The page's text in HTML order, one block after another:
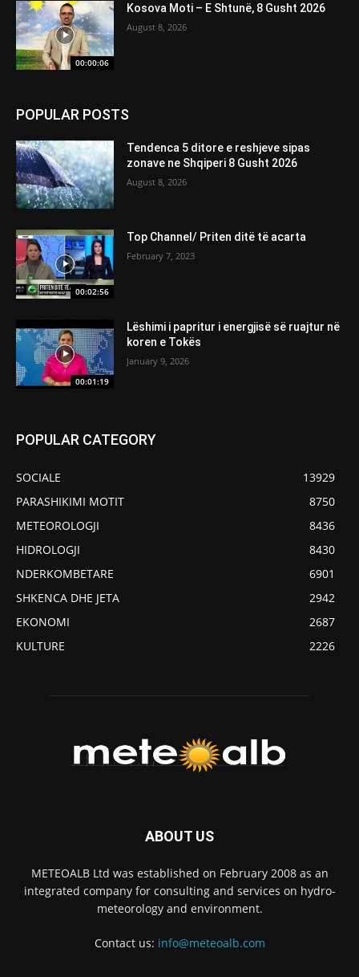
00:00:06
Kosova Moti – E Shtunë, 8 Gusht 2026
August 8, 2026
POPULAR POSTS
Tendenca 5 ditore e reshjeve sipas
zonave ne Shqiperi 8 Gusht 2026
August 8, 2026
00:02:56
Top Channel/ Priten ditë të acarta
February 7, 2023
00:01:19
Lëshimi i papritur i energjisë së ruajtur në
koren e Tokës
January 9, 2026
POPULAR CATEGORY
SOCIALE
13929
PARASHIKIMI MOTIT
8750
METEOROLOGJI
8436
HIDROLOGJI
8430
NDERKOMBETARE
6901
SHKENCA DHE JETA
2942
EKONOMI
2687
KULTURE
2226
ABOUT US
METEOALB Ltd was established on February 2008 as an
integrated company for consulting and services on hydro-
meteorology and environment.
Contact us: info@meteoalb.com